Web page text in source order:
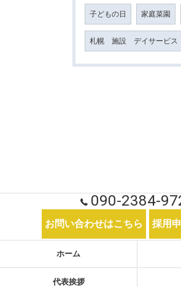
子どもの日 家庭菜園
札幌 施設 デイサービス
090-2384-
お問い合わせはこちら 採用
ホーム
代表挨拶